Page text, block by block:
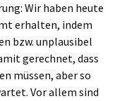
Wir haben heute
erhalten, indem
bzw. unplausibel
gerechnet, dass
müssen, aber so
Vor allem sind